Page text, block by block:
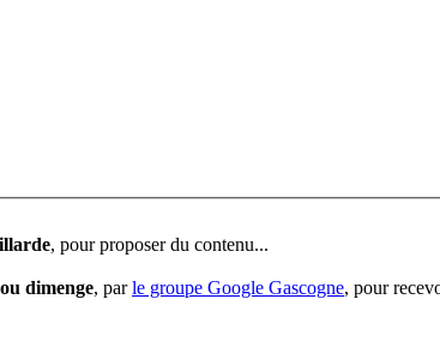
, pour proposer du contenu...
dimenge, parle groupe Google Gascogne, pour